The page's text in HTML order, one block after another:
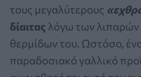
τους μεγαλύτερους
δίαιτας λόγω των λιπαρών
θερμίδων του. Ωστόσο,
παραδοσιακό γαλλικό